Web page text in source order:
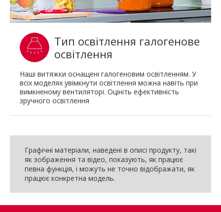
Тип освітлення галогенове
освітлення
Наші витяжки оснащені галогеновим освітленням. У
всіх моделях увімкнути освітлення можна навіть при
вимкненому вентиляторі. Оцініть ефективність
зручного освітлення
Графічні матеріали, наведені в описі продукту, такі
як зображення та відео, показують, як працює
певна функція, і можуть не точно відображати, як
працює конкретна модель.